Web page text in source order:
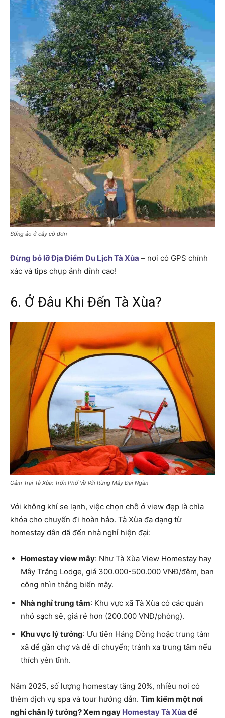
Sống ảo ở cây cô đơn
Đừng bỏ lỡ Địa Điểm Du Lịch Tà Xùa – nơi có GPS chính
xác và tips chụp ảnh đỉnh cao!
6. Ở Đâu Khi Đến Tà Xùa?
Cắm Trại Tà Xùa: Trốn Phố Về Với Rừng Mây Đại Ngàn
Với không khí se lạnh, việc chọn chỗ ở view đẹp là chìa
khóa cho chuyến đi hoàn hảo. Tà Xùa đa dạng từ
homestay dân dã đến nhà nghỉ hiện đại:
Homestay view mây: Như Tà Xùa View Homestay hay
Mây Trắng Lodge, giá 300.000-500.000 VNĐ/đêm, ban
công nhìn thẳng biển mây.
Nhà nghỉ trung tâm: Khu vực xã Tà Xùa có các quán
nhỏ sạch sẽ, giá rẻ hơn (200.000 VNĐ/phòng).
Khu vực lý tưởng: Ưu tiên Háng Đồng hoặc trung tâm
xã để gần chợ và dễ di chuyển; tránh xa trung tâm nếu
thích yên tĩnh.
Năm 2025, số lượng homestay tăng 20%, nhiều nơi có
thêm dịch vụ spa và tour hướng dẫn. Tìm kiếm một nơi
nghỉ chân lý tưởng? Xem ngay Homestay Tà Xùa để